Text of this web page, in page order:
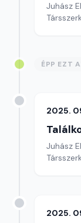
Juhász
ÉPP EZT
2025.
Juhász
2025.